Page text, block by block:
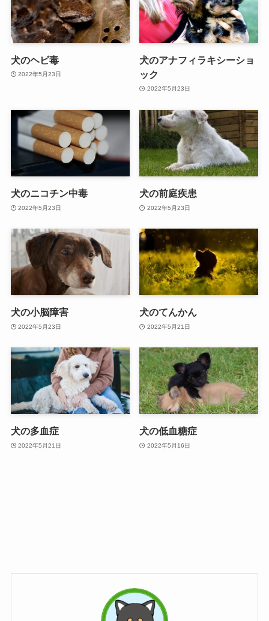
犬のヘビ毒
2022年5月23日
犬のアナフィラキシーショ
ック
2022年5月23日
犬のニコチン中毒
2022年5月23日
犬の前庭疾患
2022年5月23日
犬の小脳障害
2022年5月23日
犬のてんかん
2022年5月21日
犬の多血症
2022年5月21日
犬の低血糖症
2022年5月16日